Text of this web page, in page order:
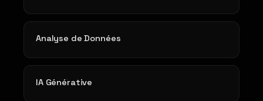
Analyse de Données
IA Générative